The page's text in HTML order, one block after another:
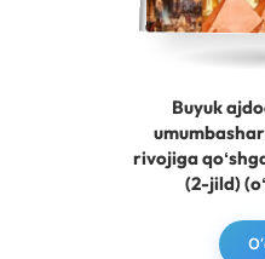
Buyuk
rivojiga
(2-jild)